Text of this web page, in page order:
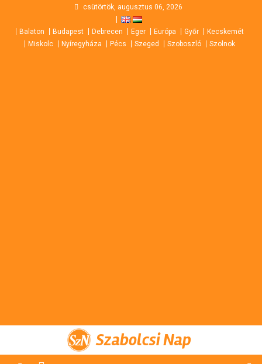
content
csütörtök, augusztus 06, 2026
Balaton Budapest Debrecen Eger Európa Győr
Kecskemét
Miskolc
Nyíregyháza Pécs Szeged Szoboszló Szolnok
Szabolcsi Nap